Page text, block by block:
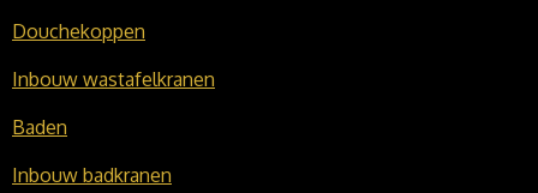
Douchekoppen
Inbouw wastafelkranen
Baden
Inbouw badkranen